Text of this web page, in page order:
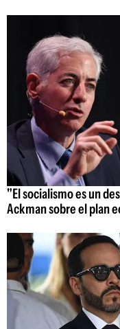
"El socialismo es un
Ackman sobre el plan